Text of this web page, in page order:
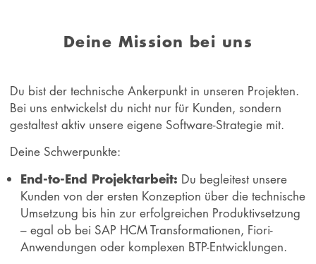
Deine Mission bei uns
Du bist der technische Ankerpunkt in unseren Projekten.
Bei uns entwickelst du nicht nur für Kunden, sondern
gestaltest aktiv unsere eigene Software-Strategie mit.
Deine Schwerpunkte:
End-to-End Projektarbeit: Du begleitest unsere
Kunden von der ersten Konzeption über die technische
Umsetzung bis hin zur erfolgreichen Produktivsetzung
– egal ob bei SAP HCM Transformationen, Fiori-
Anwendungen oder komplexen BTP-Entwicklungen.